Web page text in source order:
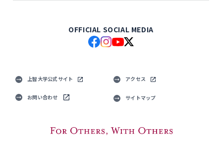
OFFICIAL SOCIAL MEDIA
上智大学公式サイト アクセス
お問い合わせ サイトマップ